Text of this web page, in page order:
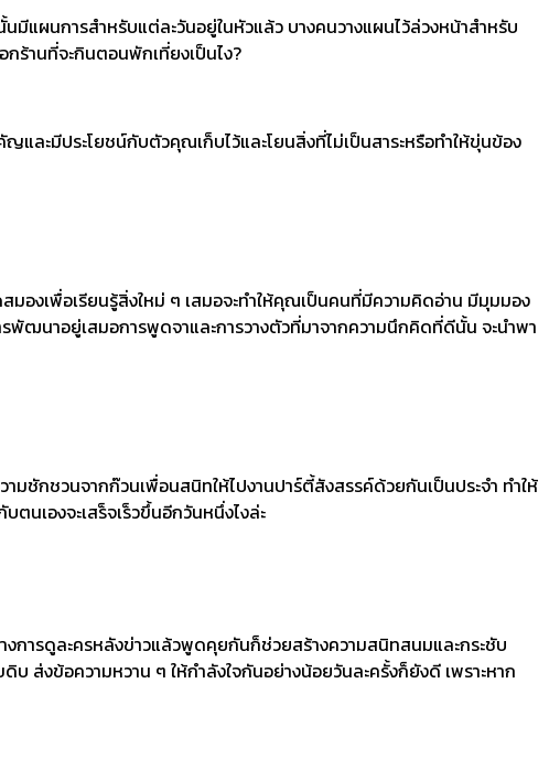
มีแผนการสำหรับแต่ละวันอยู่ในหัวแล้ว บางคนวางแผนไว้ล่วงหน้าสำหรับ
ร้านที่จะกินตอนพักเที่ยงเป็นไง?
ละมีประโยชน์กับตัวคุณเก็บไว้และโยนสิ่งที่ไม่เป็นสาระหรือทำให้ขุ่นข้อง
มองเพื่อเรียนรู้สิ่งใหม่ ๆ เสมอจะทำให้คุณเป็นคนที่มีความคิดอ่าน มีมุมมอง
ฒนาอยู่เสมอการพูดจาและการวางตัวที่มาจากความนึกคิดที่ดีนั้น จะนำพา
มชักชวนจากก๊วนเพื่อนสนิทให้ไปงานปาร์ตี้สังสรรค์ด้วยกันเป็นประจำ ทำให้
นเองจะเสร็จเร็วขึ้นอีกวันหนึ่งไงล่ะ
ารดูละครหลังข่าวแล้วพูดคุยกันก็ช่วยสร้างความสนิทสนมและกระชับ
งข้อความหวาน ๆ ให้กำลังใจกันอย่างน้อยวันละครั้งก็ยังดี เพราะหาก